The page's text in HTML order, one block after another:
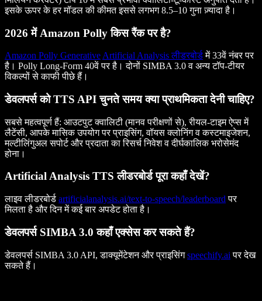
इसके ऊपर के हर मॉडल की कीमत इससे लगभग 8.5–10 गुना ज़्यादा है।
2026 में Amazon Polly किस रैंक पर है?
Amazon Polly Generative Artificial Analysis लीडरबोर्डमें 33वें नंबर पर
है। Polly Long-Form 40वें पर है। दोनों SIMBA 3.0 व अन्य टॉप-टीयर
विकल्पों से काफी पीछे हैं।
डेवलपर्स को TTS API चुनते समय क्या प्राथमिकता देनी चाहिए?
सबसे महत्वपूर्ण हैं: आउटपुट क्वालिटी (मानव परीक्षणों से), रीयल-टाइम ऐप्स में
लैटेंसी, आपके मासिक उपयोग पर प्राइसिंग, वॉयस क्लोनिंग व कस्टमाइजेशन,
मल्टीलिंगुअल सपोर्ट और प्रदाता का रिसर्च निवेश व दीर्घकालिक भरोसेमंद
होना।
Artificial Analysis TTS लीडरबोर्ड पूरा कहाँ देखें?
लाइव लीडरबोर्ड artificialanalysis.ai/text-to-speech/leaderboard पर
मिलता है और दिन में कई बार अपडेट होता है।
डेवलपर्स SIMBA 3.0 कहाँ एक्सेस कर सकते हैं?
डेवलपर्स SIMBA 3.0 API, डाक्यूमेंटेशन और प्राइसिंगspeechify.ai पर देख
सकते हैं।